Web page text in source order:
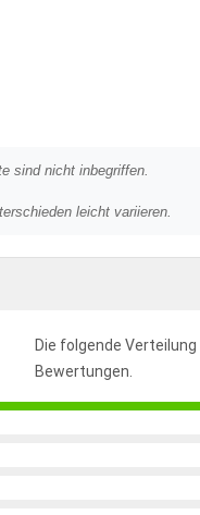
sind nicht inbegriffen.
leicht variieren.
Die folgende
Bewertungen.